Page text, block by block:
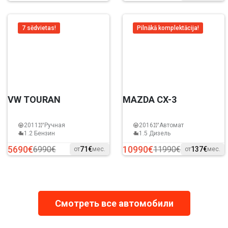
7 sēdvietas!
VW TOURAN
2011
Ручная
1.2 Бензин
5690€6990€ от71€мес.
Pilnākā komplektācija!
MAZDA CX-3
2016
Автомат
1.5 Дизель
10990€11990€ от137€мес.
Смотреть все автомобили